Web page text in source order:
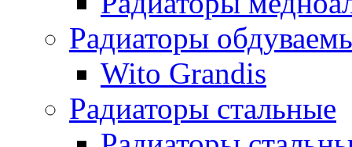
Радиаторы
Wito Grandis
Радиаторы стальные